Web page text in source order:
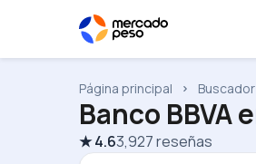
Página principal
Banco BBVA
★4.63,927reseñas